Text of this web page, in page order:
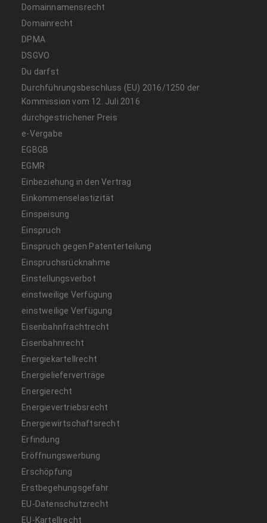
Domainnamensrecht
Domainrecht
DPMA
DSGVO
Du darfst
Durchführungsbeschluss (EU) 2016/1250 der
Kommission vom 12. Juli 2016
durchgestrichener Preis
e-Vergabe
EGBGB
EGMR
Einbeziehung in den Vertrag
Einkommenselastizität
Einspeisung
Einspruch
Einspruch gegen Patenterteilung
Einspruchsrücknahme
Einstellungsverbot
einstweilige Verfügung
einstweilige Verfügung
Eisenbahnfrachtrecht
Eisenbahnrecht
Energiekartellrecht
Energielieferverträge
Energierecht
Energievertriebsrecht
Energiewirtschaftsrecht
Erfindung
Eröffnungswerbung
Erschöpfung
Erstbegehungsgefahr
EU-Datenschutzrecht
EU-Kartellrecht